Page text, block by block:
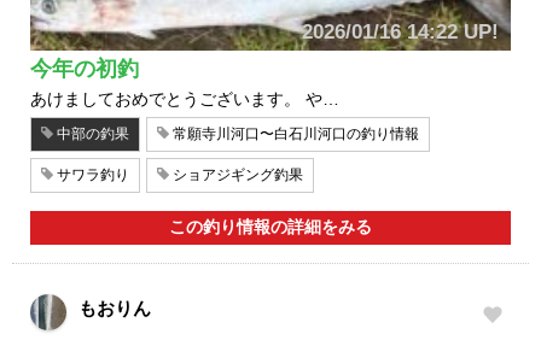
2026/01/16 14:22 UP!
今年の初釣
あけましておめでとうございます。 や…
中部の釣果 常願寺川河口〜白石川河口の釣り情報
サワラ釣り ショアジギング釣果
この釣り情報の詳細をみる
もおりん